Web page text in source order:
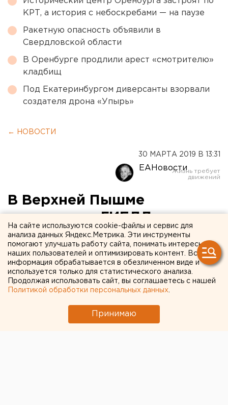
КРТ, а история с небоскребами — на паузе
Ракетную опасность объявили в
Свердловской области
В Оренбурге продлили арест «смотрителю»
кладбищ
Под Екатеринбургом диверсанты взорвали
создателя дрона «Упырь»
← НОВОСТИ
30 МАРТА 2019 В 13:31
ЕАНовости
В Верхней Пышме
сотрудники ГИБДД
пытаются закрыть
автозаправки, построенные
с нарушениями
На сайте используются cookie-файлы и сервис для
анализа данных Яндекс.Метрика. Эти инструменты
помогают улучшать работу сайта, понимать интересы
наших пользователей и оптимизировать контент. Вся
информация обрабатывается в обезличенном виде и
используется только для статистического анализа.
Продолжая использовать сайт, вы соглашаетесь с нашей
Политикой обработки персональных данных
Принимаю